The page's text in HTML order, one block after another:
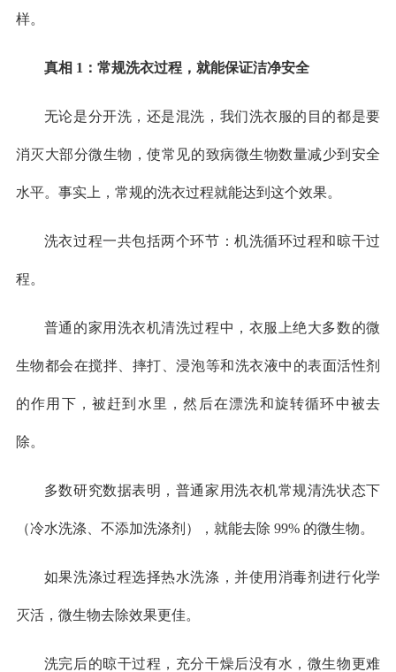
样。
真相 1：常规洗衣过程，就能保证洁净安全
无论是分开洗，还是混洗，我们洗衣服的目的都是要
消灭大部分微生物，使常见的致病微生物数量减少到安全
水平。事实上，常规的洗衣过程就能达到这个效果。
洗衣过程一共包括两个环节：机洗循环过程和晾干过
程。
普通的家用洗衣机清洗过程中，衣服上绝大多数的微
生物都会在搅拌、摔打、浸泡等和洗衣液中的表面活性剂
的作用下，被赶到水里，然后在漂洗和旋转循环中被去
除。
多数研究数据表明，普通家用洗衣机常规清洗状态下
（冷水洗涤、不添加洗涤剂），就能去除 99% 的微生物。
如果洗涤过程选择热水洗涤，并使用消毒剂进行化学
灭活，微生物去除效果更佳。
洗完后的晾干过程，充分干燥后没有水，微生物更难